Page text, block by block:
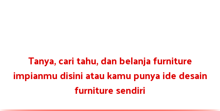
Tanya, cari tahu, dan belanja furniture
impianmu disini atau kamu punya ide desain
furniture sendiri